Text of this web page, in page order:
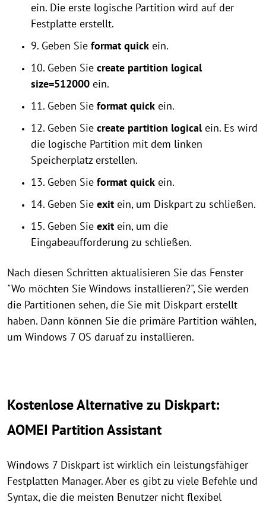
ein. Die erste logische Partition wird auf der
Festplatte erstellt.
9. Geben Sie format quick ein.
10. Geben Sie create partition logical
size=512000 ein.
11. Geben Sie format quick ein.
12. Geben Sie create partition logicalein. Es wird
die logische Partition mit dem linken
Speicherplatz erstellen.
13. Geben Sie format quick ein.
14. Geben Sie exit ein, um Diskpart zu schließen.
15. Geben Sie exit ein, um die
Eingabeaufforderung zu schließen.
Nach diesen Schritten aktualisieren Sie das Fenster
"Wo möchten Sie Windows installieren?", Sie werden
die Partitionen sehen, die Sie mit Diskpart erstellt
haben. Dann können Sie die primäre Partition wählen,
um Windows 7 OS daruaf zu installieren.
Kostenlose Alternative zu Diskpart:
AOMEI Partition Assistant
Windows 7 Diskpart ist wirklich ein leistungsfähiger
Festplatten Manager. Aber es gibt zu viele Befehle und
Syntax, die die meisten Benutzer nicht flexibel